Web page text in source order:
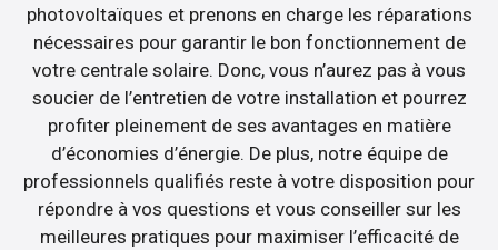
photovoltaïques et prenons en charge les réparations
nécessaires pour garantir le bon fonctionnement de
votre centrale solaire. Donc, vous n’aurez pas à vous
soucier de l’entretien de votre installation et pourrez
profiter pleinement de ses avantages en matière
d’économies d’énergie. De plus, notre équipe de
professionnels qualifiés reste à votre disposition pour
répondre à vos questions et vous conseiller sur les
meilleures pratiques pour maximiser l’efficacité de